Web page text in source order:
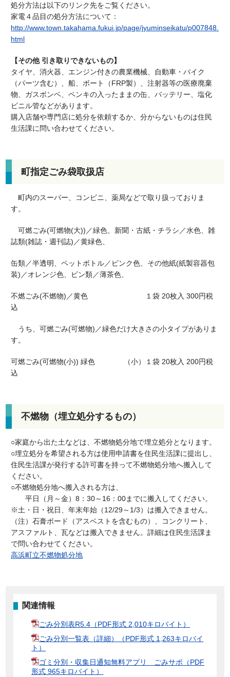
処分方法は以下のリンク先をご覧ください。
家電４品目の処分方法について：
http://www.town.takahama.fukui.jp/page/jyuminseikatu/p007848.
html
【その他 引き取りできないもの】
タイヤ、消火器、エンジン付きの農業機械、自動車・バイク
（パーツ含む）、船、ボート（FRP製）、注射器等の医療廃棄
物、ガスボンベ、ペンキの入ったままの缶、バッテリー、塩化
ビニル管などがあります。
購入店舗や専門店に処分を依頼するか、分からないものは住民
生活課に問い合わせてください。
町指定ごみ袋取扱店
町内のスーパー、コンビニ、薬局などで取り扱っておりま
す。
可燃ごみ(可燃物(大))／緑色、新聞・古紙・チラシ／水色、雑
誌類(雑誌・週刊誌)／黄緑色、
缶類／半透明、ペットボトル／ピンク色、その他紙(紙製容器包
装)／オレンジ色、ビン類／薄茶色、
不燃ごみ(不燃物)／黄色 １袋 20枚入 300円税
込
うち、可燃ごみ(可燃物)／緑色だけ大きさの小タイプがありま
す。
可燃ごみ(可燃物(小)) 緑色 （小）１袋 20枚入 200円税
込
不燃物（埋立処分するもの）
○家庭から出た土などは、不燃物処分地で埋立処分となります。
○埋立処分を希望される方は使用申請書を住民生活課に提出し、
住民生活課が発行する許可書を持って不燃物処分地へ搬入して
ください。
○不燃物処分地へ搬入される方は、
平日（月～金）8：30～16：00までに搬入してください。
※土・日・祝日、年末年始（12/29～1/3）は搬入できません。
（注）石膏ボード（アスベストを含むもの）、コンクリート、
アスファルト、瓦などは搬入できません。詳細は住民生活課ま
で問い合わせてください。
高浜町立不燃物処分地
関連情報
ごみ分別表R5.4（PDF形式 2,010キロバイト）
ごみ分別一覧表（詳細）（PDF形式 1,263キロバイ
ト）
ゴミ分別・収集日通知無料アプリ ごみサポ（PDF
形式 965キロバイト）